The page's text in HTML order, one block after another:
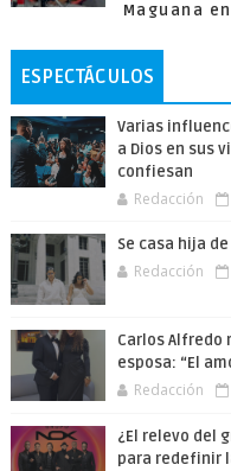
Maguana
ESPECTÁCULOS
Varias
a Dios en sus
confiesan
Redacción
Se casa hija
Redacción
Carlos Alfredo
esposa: “El
Redacción
¿El relevo del
para redefinir